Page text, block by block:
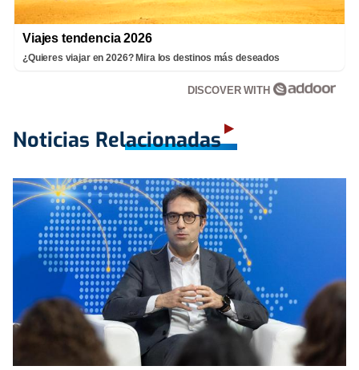
Viajes tendencia 2026
¿Quieres viajar en 2026? Mira los destinos más deseados
DISCOVER WITH
Noticias Relacionadas